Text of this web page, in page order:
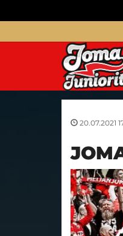
20.07.2021